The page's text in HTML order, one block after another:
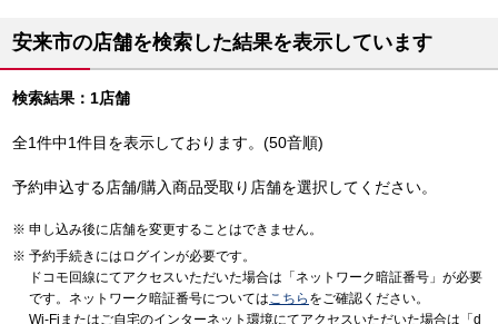
安来市の店舗を検索した結果を表示しています
検索結果：1店舗
全1件中1件目を表示しております。(50音順)
予約申込する店舗/購入商品受取り店舗を選択してください。
申し込み後に店舗を変更することはできません。
予約手続きにはログインが必要です。
ドコモ回線にてアクセスいただいた場合は「ネットワーク暗証番号」が必要
です。ネットワーク暗証番号についてはこちら をご確認ください。
Wi-Fiまたはご自宅のインターネット環境にてアクセスいただいた場合は「d